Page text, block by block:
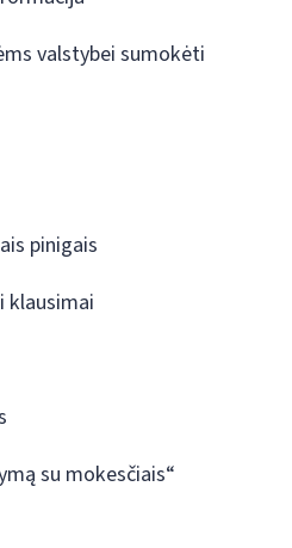
valstybei sumokėti
pinigais
klausimai
su mokesčiais“